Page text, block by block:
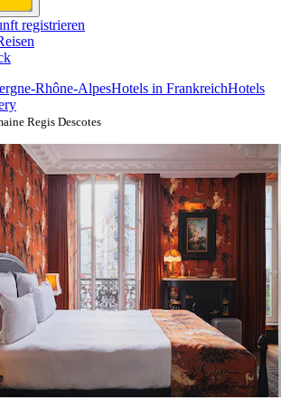
registrieren
Rhône-AlpesHotels in FrankreichHotels
Regis Descotes